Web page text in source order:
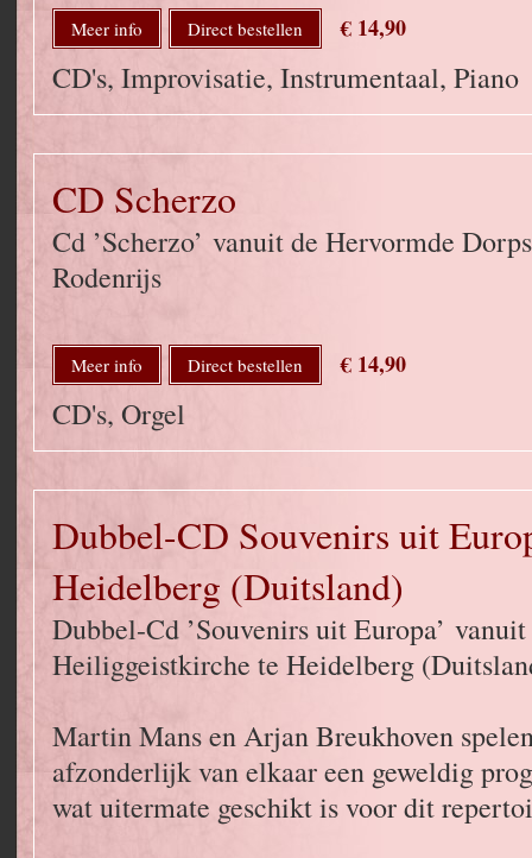
Meer info Direct bestellen € 14,90
CD's, Improvisatie, Instrumentaal, Piano
CD Scherzo
Cd ’Scherzo’ vanuit de Hervormde
Rodenrijs
Meer info Direct bestellen € 14,90
CD's, Orgel
Dubbel-CD Souvenirs uit
Heidelberg (Duitsland)
Dubbel-Cd ’Souvenirs uit Europa’
Heiliggeistkirche te Heidelberg
Martin Mans en Arjan Breukhoven
afzonderlijk van elkaar een geweldig
wat uitermate geschikt is voor dit